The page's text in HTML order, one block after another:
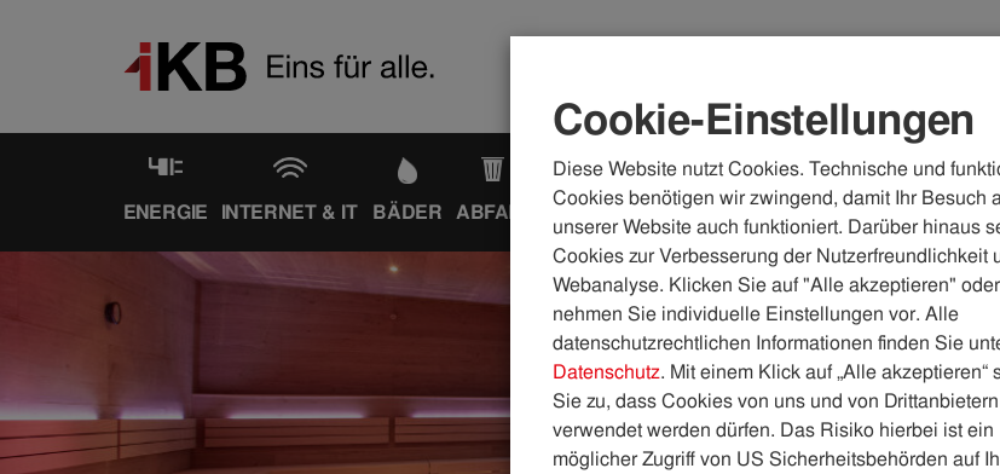
ENERGIE INTERNET & IT BÄDER ABFALL WASSER & ABWASSER KÄLTE & WÄRME
Cookie-Einstellungen
Diese Website nutzt Cookies. Technische und
Cookies benötigen wir zwingend, damit Ihr Besuch
unserer Website auch funktioniert. Darüber hinaus
Cookies zur Verbesserung der Nutzerfreundlichkeit
Webanalyse. Klicken Sie auf "Alle akzeptieren" oder
nehmen Sie individuelle Einstellungen vor. Alle
datenschutzrechtlichen Informationen finden Sie
Datenschutz. Mit einem Klick auf „Alle akzeptieren“
Sie zu, dass Cookies von uns und von Drittanbietern
verwendet werden dürfen. Das Risiko hierbei ist ein
möglicher Zugriff von US Sicherheitsbehörden auf